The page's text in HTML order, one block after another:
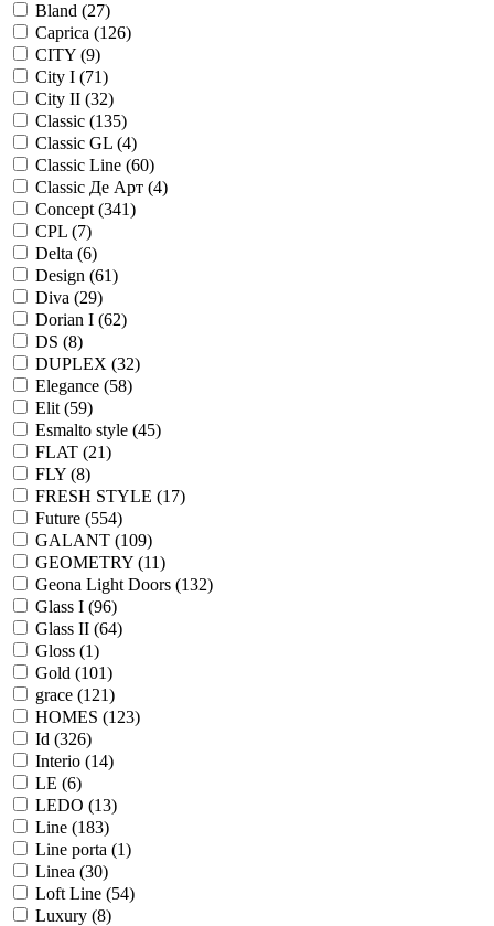
Bland (27)
Caprica (126)
CITY (9)
City I (71)
City II (32)
Classic (135)
Classic GL (4)
Classic Line (60)
Classic Де Арт (4)
Concept (341)
CPL (7)
Delta (6)
Design (61)
Diva (29)
Dorian I (62)
DS (8)
DUPLEX (32)
Elegance (58)
Elit (59)
Esmalto style (45)
FLAT (21)
FLY (8)
FRESH STYLE (17)
Future (554)
GALANT (109)
GEOMETRY (11)
Geona Light Doors (132)
Glass I (96)
Glass II (64)
Gloss (1)
Gold (101)
grace (121)
HOMES (123)
Id (326)
Interio (14)
LE (6)
LEDO (13)
Line (183)
Line porta (1)
Linea (30)
Loft Line (54)
Luxury (8)